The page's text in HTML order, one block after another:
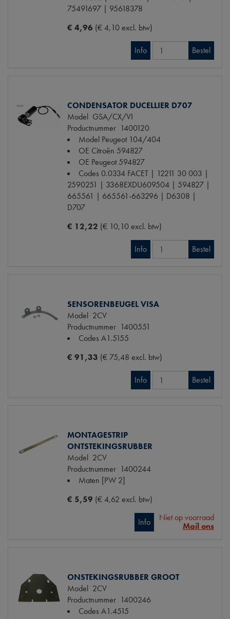
75491697 | 95618378
€ 4,96 (€ 4,10 excl. btw)
Info Bestel
CONDENSATOR DUCELLIER D707
Model GSA/CX/VI
Productnummer 1400120
Model Peugeot 104/404
OE Citroën 594827
OE Peugeot 594827
Codes 0.0334 FACET | 12211 30 003 |
2590251 | 3368EXDU609504 | 594827 |
665561 | 665561-663296 | D6308 |
D707
€ 12,22 (€ 10,10 excl. btw)
Info Bestel
SENSORENBEUGEL VISA
Model 2CV
Productnummer 1400551
Codes A1.5155
€ 91,33 (€ 75,48 excl. btw)
Info Bestel
MONTAGESTRIP
ONTSTEKINGSRUBBER
Model 2CV
Productnummer 1400244
Maten [PW 2]
€ 5,59 (€ 4,62 excl. btw)
Info
Niet op voorraad
Mail ons
ONSTEKINGSRUBBER GROOT
Model 2CV
Productnummer 1400246
Codes A1.4515